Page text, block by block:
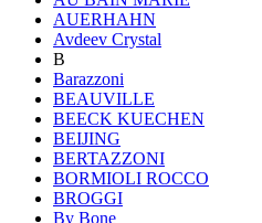
AUERHAHN
Avdeev Crystal
B
Barazzoni
BEAUVILLE
BEECK KUECHEN
BEIJING
BERTAZZONI
BORMIOLI ROCCO
BROGGI
By Bone